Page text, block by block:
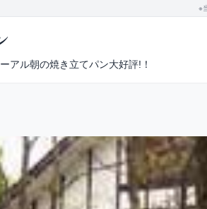
※
アル朝の焼き立てパン大好評!！